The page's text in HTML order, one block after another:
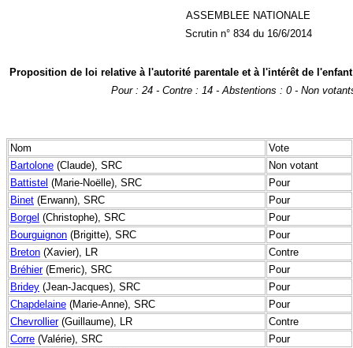
ASSEMBLEE NATIONALE
Scrutin n° 834 du 16/6/2014
Proposition de loi relative à l'autorité parentale et à l'intérêt de
Pour : 24 - Contre : 14 - Abstentions : 0 - Non
Nom
Vote
Bartolone (Claude), SRC
Non votant
Battistel (Marie-Noëlle), SRC
Pour
Binet (Erwann), SRC
Pour
Borgel (Christophe), SRC
Pour
Bourguignon (Brigitte), SRC
Pour
Breton (Xavier), LR
Contre
Bréhier(Emeric), SRC
Pour
Bridey (Jean-Jacques), SRC
Pour
Chapdelaine (Marie-Anne), SRC
Pour
Chevrollier(Guillaume), LR
Contre
Corre (Valérie), SRC
Pour